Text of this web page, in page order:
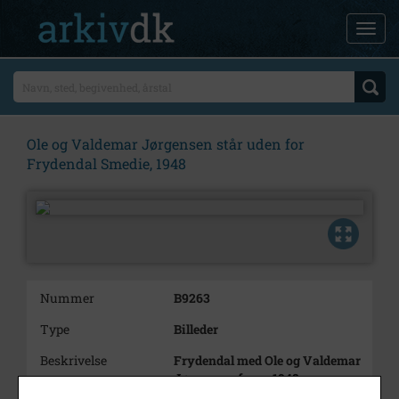
Ole og Valdemar Jørgensen står uden for
Frydendal Smedie, 1948
Nummer
B9263
Type
Billeder
Beskrivelse
Frydendal med Ole og Valdemar
Jørgensen foran 1948